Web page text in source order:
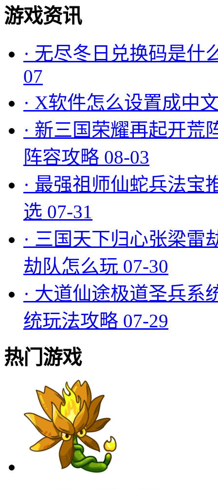
游戏资讯
· 无尽冬日兑换码是什
07
· X软件怎么设置成中
· 新三国荣耀再起开荒
阵容攻略 08-03
· 最强祖师仙蛇兵法宝
选 07-31
· 三国天下归心张梁雷
劫队怎么玩 07-30
· 大道仙途极道圣兵系
统玩法攻略 07-29
热门游戏